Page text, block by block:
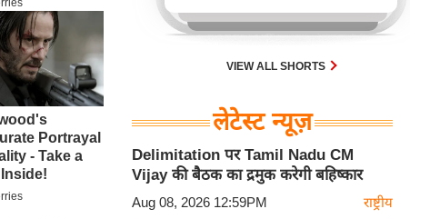
गया और बेवजह परिसीमन से क्यों जोड़ा
VIEW ALL SHORTS
लेटेस्ट न्यूज़
Delimitation पर Tamil Nadu CM
Vijay की बैठक का द्रमुक करेगी बहिष्कार
Aug 08, 2026 12:59PM राष्ट्रीय